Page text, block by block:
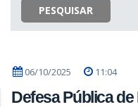
PESQUISAR
06/10/2025 11:04
Defesa Pública